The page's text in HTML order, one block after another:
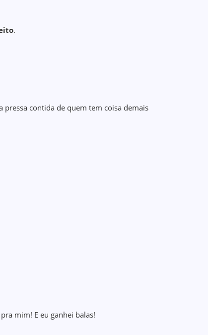
.
contida de quem tem coisa demais
mim! E eu ganhei balas!